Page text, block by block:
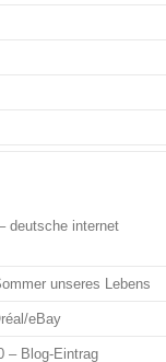
deutsche internet
unseres Lebens
eBay
– Blog-Eintrag